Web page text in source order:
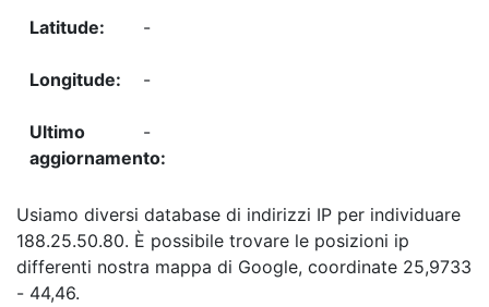
-
-
-
Usiamo diversi database di indirizzi IP per individuare
188.25.50.80. È possibile trovare le posizioni ip
differenti nostra mappa di Google, coordinate 25,9733
- 44,46.